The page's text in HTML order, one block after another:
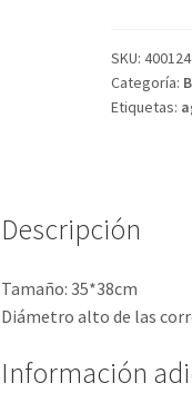
SKU:
Categoría:
Etiquetas:
Descripción
Tamaño: 35*38cm
Diámetro alto de las
Información